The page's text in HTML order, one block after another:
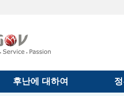
후난에 대하여